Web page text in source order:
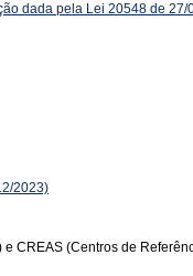
dada pela Lei 20548 de 27/
2023)
CREAS (Centros de